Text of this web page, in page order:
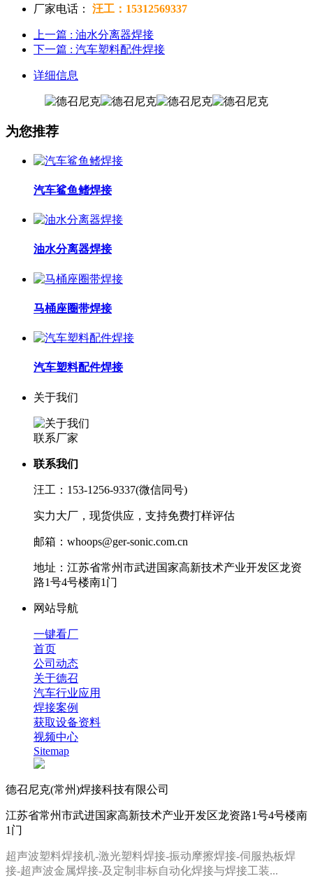
厂家电话：
汪工：15312569337
上一篇 : 油水分离器焊接
下一篇 : 汽车塑料配件焊接
详细信息
为您推荐
汽车鲨鱼鳍焊接
油水分离器焊接
马桶座圈带焊接
汽车塑料配件焊接
关于我们
联系厂家
联系我们
汪工：153-1256-9337(微信同号)
实力大厂，现货供应，支持免费打样评估
邮箱：whoops@ger-sonic.com.cn
地址：江苏省常州市武进国家高新技术产业开发区龙资
路1号4号楼南1门
网站导航
一键看厂
首页
公司动态
关于德召
汽车行业应用
焊接案例
获取设备资料
视频中心
Sitemap
德召尼克(常州)焊接科技有限公司
江苏省常州市武进国家高新技术产业开发区龙资路1号4号楼南
1门
超声波塑料焊接机-激光塑料焊接-振动摩擦焊接-伺服热板焊
接-超声波金属焊接-及定制 非标自动化焊接与焊接工装...